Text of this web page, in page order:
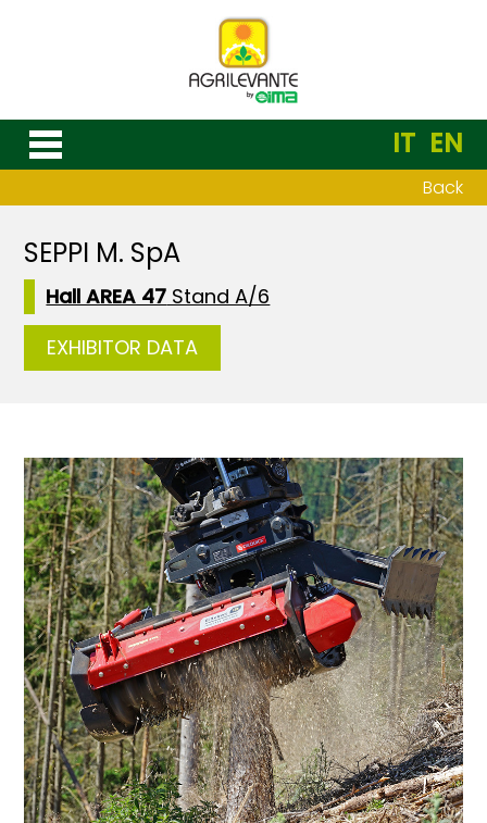
IT EN
Back
SEPPI M. SpA
Hall AREA 47 Stand A/6
EXHIBITOR DATA